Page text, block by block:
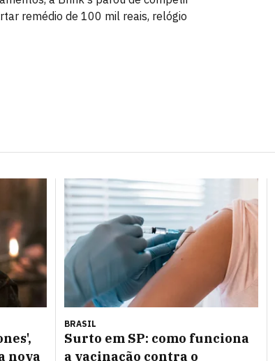
remédio de 100 mil reais, relógio
nova
BRASIL
Surto em SP: como funciona
a vacinação contra o